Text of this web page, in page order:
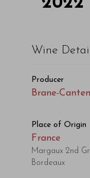
Wine
Producer
Brane-
Place of Origin
France
Margaux 2nd
Bordeaux